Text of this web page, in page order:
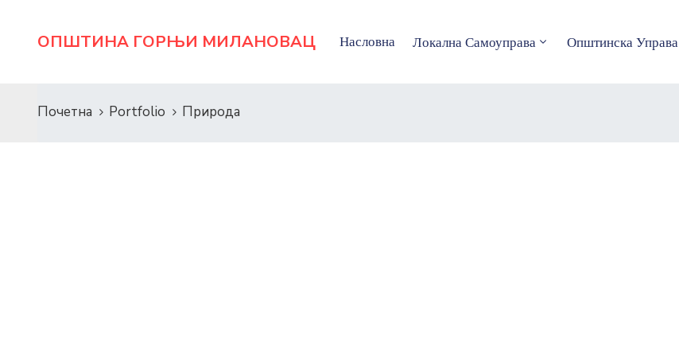
ОПШТИНА ГОРЊИ МИЛАНОВАЦ Насловна Локална Самоуправа Општинска Управа
Почетна Portfolio Природа